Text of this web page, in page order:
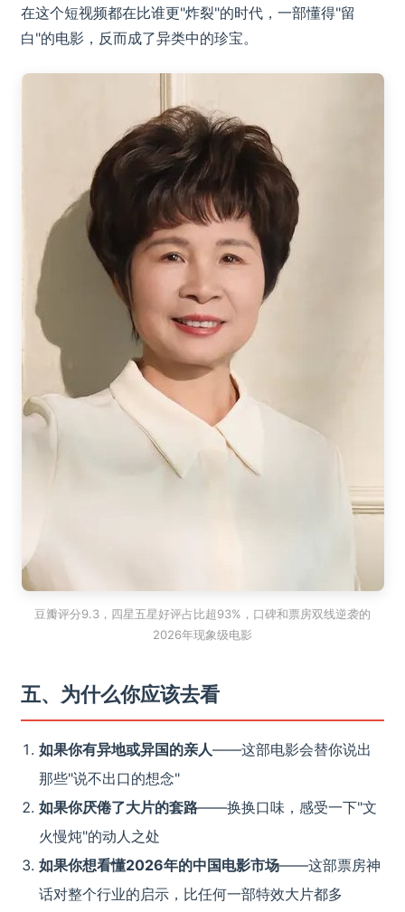
在这个短视频都在比谁更"炸裂"的时代，一部懂得"留
白"的电影，反而成了异类中的珍宝。
豆瓣评分9.3，四星五星好评占比超93%，口碑和票房双线逆袭的
2026年现象级电影
五、为什么你应该去看
如果你有异地或异国的亲人——这部电影会替你说出
那些"说不出口的想念"
如果你厌倦了大片的套路——换换口味，感受一下"文
火慢炖"的动人之处
如果你想看懂2026年的中国电影市场——这部票房神
话对整个行业的启示，比任何一部特效大片都多